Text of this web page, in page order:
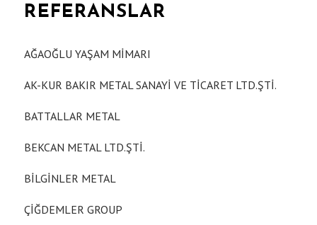
REFERANSLAR
AĞAOĞLU YAŞAM MİMARI
AK-KUR BAKIR METAL SANAYİ VE TİCARET LTD.ŞTİ.
BATTALLAR METAL
BEKCAN METAL LTD.ŞTİ.
BİLGİNLER METAL
ÇİĞDEMLER GROUP